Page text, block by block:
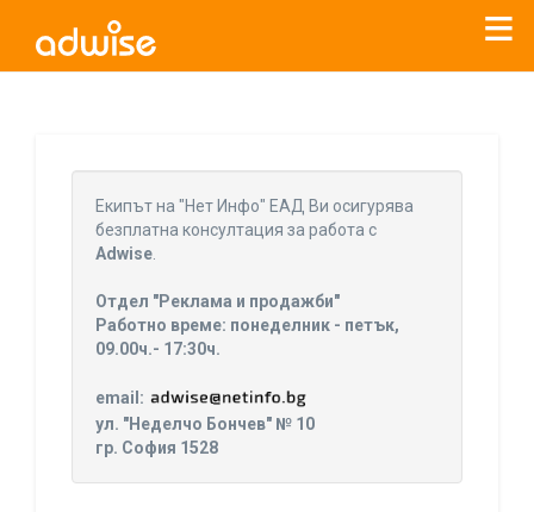
Уважаеми рекламодатели, с настоящото съобщение
бихме искали да Ви уведомим, че „Нет Инфо“ ЕАД (
прекратява услугата Adwiseсчитано от
г
Eкипът на "Нет Инфо" ЕАД Ви осигурява
безплатна консултация за работа с
Adwise.
Отдел "Реклама и продажби"
Работно време: понеделник - петък,
09.00ч.- 17:30ч.
email:
ул. "Неделчо Бончев" № 10
гр. София 1528